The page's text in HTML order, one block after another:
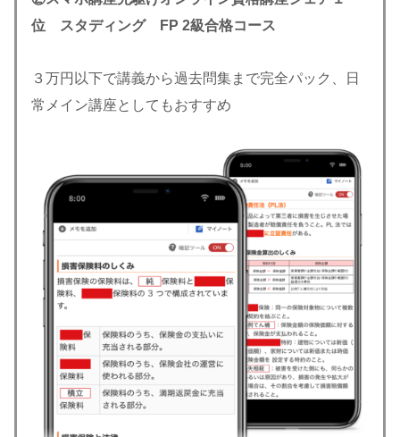
位 スタディング
FP 2級合格コース
３万円以下で講義から過去問集まで完全パック、日
常メイン講座としてもおすすめ